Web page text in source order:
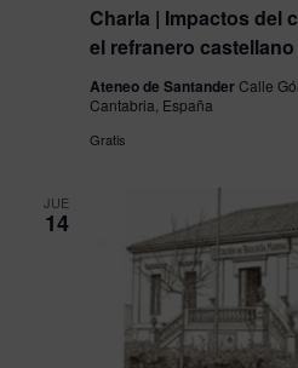
Charla | Impactos del
el refranero castellano
Ateneo de SantanderCalle
Cantabria, España
Gratis
JUE
14